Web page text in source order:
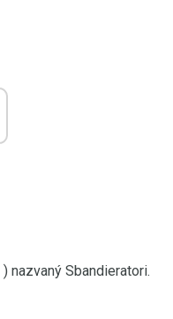
) nazvaný Sbandieratori.